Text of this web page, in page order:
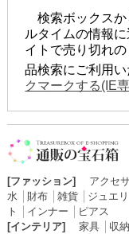
検索ボックスか
ルタイムの情報
イトで売り切れ
品検索にご利用
クマークする(IE
[ファッション] アクセ
水
財布│ 雑貨│ ジュエ
ト
インナー
ピアス
[インテリア]
家具│ 収納